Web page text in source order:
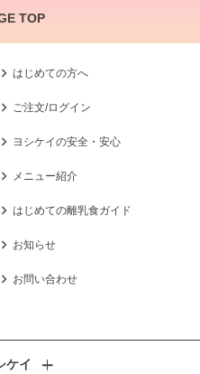
TOP
はじめての方へ
ご注文/ログイン
ヨシケイの安全・安心
メニュー紹介
はじめての離乳食ガイド
お知らせ
お問い合わせ
ケイ